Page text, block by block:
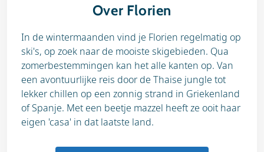
Over Florien
In de wintermaanden vind je Florien regelmatig op
ski's, op zoek naar de mooiste skigebieden. Qua
zomerbestemmingen kan het alle kanten op. Van
een avontuurlijke reis door de Thaise jungle tot
lekker chillen op een zonnig strand in Griekenland
of Spanje. Met een beetje mazzel heeft ze ooit haar
eigen 'casa' in dat laatste land.